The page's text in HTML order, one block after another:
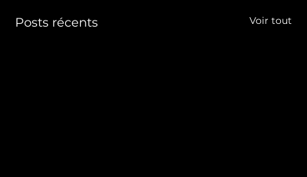
Posts récents Voir tout